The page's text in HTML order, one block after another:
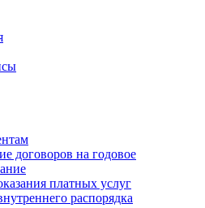
договоров на годовое
платных услуг
распорядка